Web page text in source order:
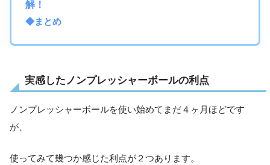
解！
◆まとめ
実感したノンプレッシャーボールの利点
ノンプレッシャーボールを使い始めてまだ４ヶ月ほどです
が、
使ってみて幾つか感じた利点が２つあります。